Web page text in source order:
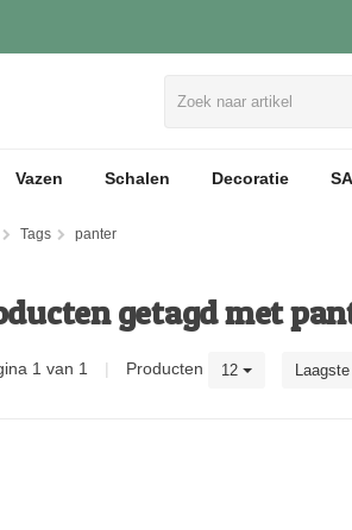
Vazen Schalen Decoratie
Tags panter
getagd met
1 van 1 | Producten 12